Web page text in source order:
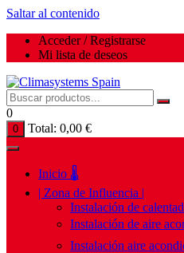
Saltar al contenido
Acceder / Registrarse
Mi lista de deseos
0
0 Total: 0,00 €
Inicio 🌡️
| Zona de Influencia |
Instalación de
Instalación de aire
Instalación aire